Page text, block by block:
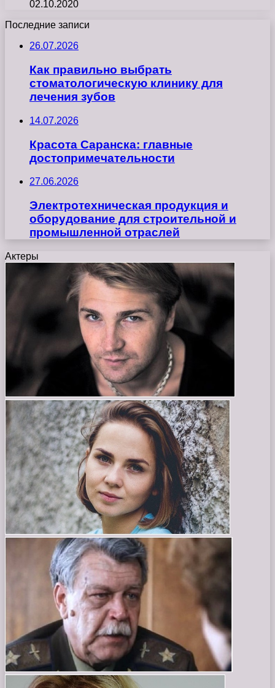
02.10.2020
Последние записи
26.07.2026
Как правильно выбрать
стоматологическую клинику для
лечения зубов
14.07.2026
Красота Саранска: главные
достопримечательности
27.06.2026
Электротехническая продукция и
оборудование для строительной и
промышленной отраслей
Актеры